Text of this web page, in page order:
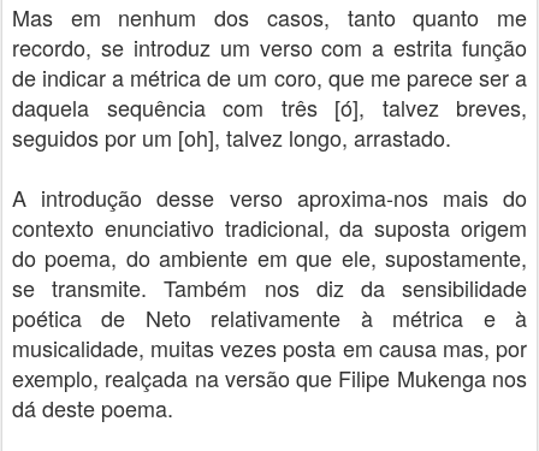
Mas em nenhum dos casos, tanto quanto me
recordo, se introduz um verso com a estrita função
de indicar a métrica de um coro, que me parece ser a
daquela sequência com três [ó], talvez breves,
seguidos por um [oh], talvez longo, arrastado.
A introdução desse verso aproxima-nos mais do
contexto enunciativo tradicional, da suposta origem
do poema, do ambiente em que ele, supostamente,
se transmite. Também nos diz da sensibilidade
poética de Neto relativamente à métrica e à
musicalidade, muitas vezes posta em causa mas, por
exemplo, realçada na versão que Filipe Mukenga nos
dá deste poema.